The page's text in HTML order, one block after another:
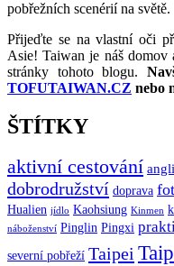
pobřežních scenérií na světě.
Přijeďte se na vlastní oči
Asie! Taiwan je náš
stránky tohoto blogu.
TOFUTAIWAN.CZ nebo
ŠTÍTKY
aktivní cestování
dobrodružství doprava
Hualien jídlo Kaohsiung Kinmen
náboženství Pinglin Pingxi
severní pobřeží Taipei